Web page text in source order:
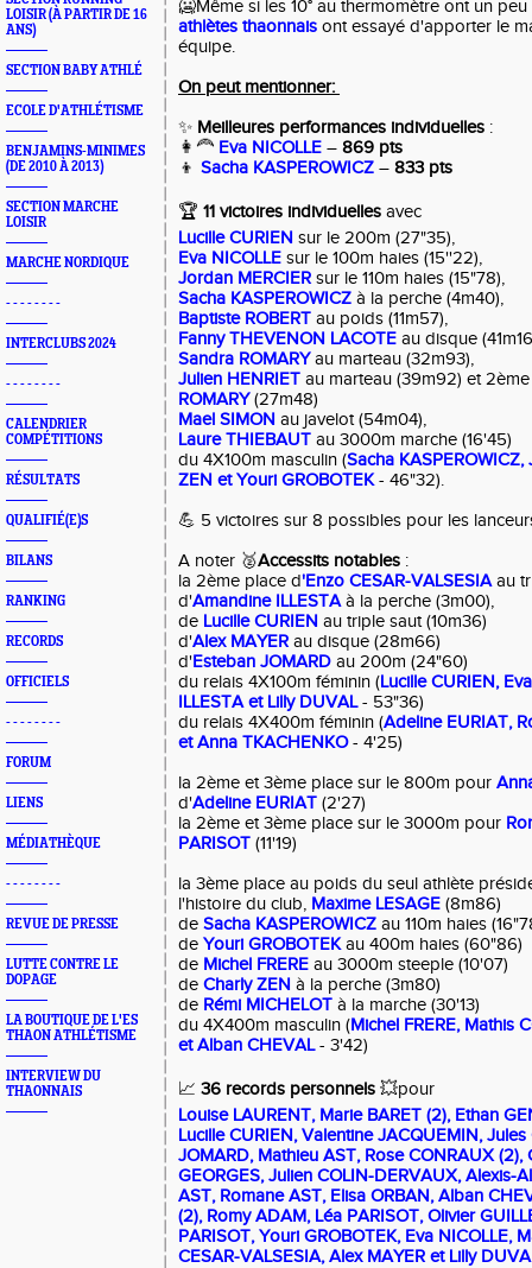
LOISIR (À PARTIR DE 16
ANS)
SECTION BABY ATHLÉ
ECOLE D'ATHLÉTISME
BENJAMINS-MINIMES
(DE 2010 À 2013)
SECTION MARCHE
LOISIR
MARCHE NORDIQUE
- - - - - - - -
INTERCLUBS 2024
- - - - - - - -
CALENDRIER
COMPÉTITIONS
RÉSULTATS
QUALIFIÉ(E)S
BILANS
RANKING
RECORDS
OFFICIELS
- - - - - - - -
FORUM
LIENS
MÉDIATHÈQUE
- - - - - - - -
REVUE DE PRESSE
LUTTE CONTRE LE
DOPAGE
LA BOUTIQUE DE L'ES
THAON ATHLÉTISME
INTERVIEW DU
THAONNAIS
🥶Même si les 10° au thermomètre ont un
athlètes thaonnais ont essayé d'apporter le
équipe.
On peut mentionner:
✨ Meilleures performances individuelles :
👩‍🦰 Eva NICOLLE – 869 pts
👦 Sacha KASPEROWICZ – 833 pts
🏆 11 victoires individuelles avec
Lucille CURIEN sur le 200m (27"35),
Eva NICOLLE sur le 100m haies (15''22),
Jordan MERCIER sur le 110m haies (15"78),
Sacha KASPEROWICZ à la perche (4m40),
Baptiste ROBERT au poids (11m57),
Fanny THEVENON LACOTE au disque
Sandra ROMARYau marteau (32m93),
Julien HENRIET au marteau (39m92) et
ROMARY(27m48)
Mael SIMON au javelot (54m04),
Laure THIEBAUT au 3000m marche (16'45)
du 4X100m masculin (Sacha
ZEN et Youri GROBOTEK- 46"32).
💪 5 victoires sur 8 possibles pour les
A noter 🥈Accessits notables :
la 2ème place d'Enzo CESAR-VALSESIAau
d'Amandine ILLESTAà la perche (3m00),
de Lucille CURIEN au triple saut (10m36)
d'Alex MAYER au disque (28m66)
d'Esteban JOMARD au 200m (24"60)
du relais 4X100m féminin (Lucille CURIEN,
ILLESTA et Lilly DUVAL- 53"36)
du relais 4X400m féminin (Adeline EURIAT,
et Anna TKACHENKO- 4'25)
la 2ème et 3ème place sur le 800m pour
d'Adeline EURIAT (2'27)
la 2ème et 3ème place sur le 3000m pour
PARISOT (11'19)
la 3ème place au poids du seul athlète
l'histoire du club, Maxime LESAGE (8m86)
de Sacha KASPEROWICZ au 110m haies
de Youri GROBOTEKau 400m haies (60"86)
de Michel FRERE au 3000m steeple (10'07)
de Charly ZEN à la perche (3m80)
de Rémi MICHELOT à la marche (30'13)
du 4X400m masculin (Michel FRERE, Mathis
et Alban CHEVAL- 3'42)
📈 36 records personnels 💥pour
Louise LAURENT, Marie BARET (2), Ethan
Lucille CURIEN, Valentine JACQUEMIN, Jules
JOMARD, Mathieu AST, Rose CONRAUX (2),
GEORGES, Julien COLIN-DERVAUX, Alexis-
AST, Romane AST, Elisa ORBAN, Alban
(2), Romy ADAM, Léa PARISOT, Olivier
PARISOT, Youri GROBOTEK, Eva NICOLLE,
CESAR-VALSESIA, Alex MAYER et Lilly